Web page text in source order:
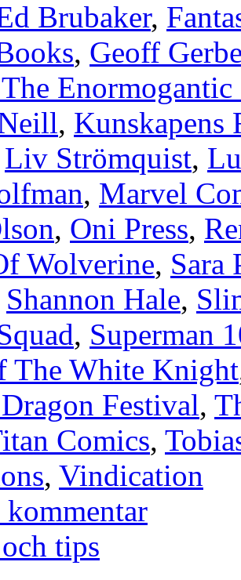
Brubaker,
, Geoff
, Kunskapens
Liv Strömquist,
, Marvel
, Oni Press,
Wolverine, Sara
Shannon Hale,
, Superman
The White Knight
Festival,
Comics,
, Vindication
tips